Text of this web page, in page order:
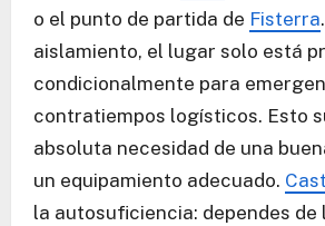
o el punto de partida de Fisterra
aislamiento, el lugar solo está
condicionalmente para
contratiempos logísticos. Esto
absoluta necesidad de una
un equipamiento adecuado.
la autosuficiencia: dependes de